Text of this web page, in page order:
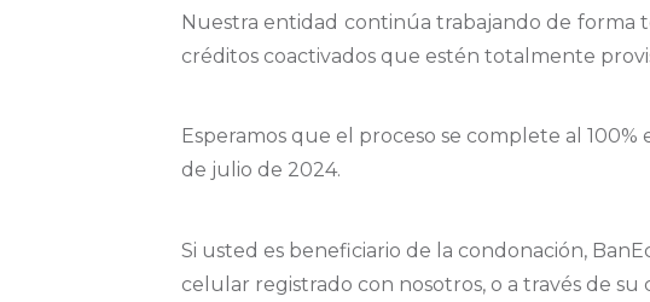
Nuestra entidad continúa trabajando de forma
créditos coactivados que estén totalmente
Esperamos que el proceso se complete al
de julio de 2024.
Si usted es beneficiario de la condonación,
celular registrado con nosotros, o a través de